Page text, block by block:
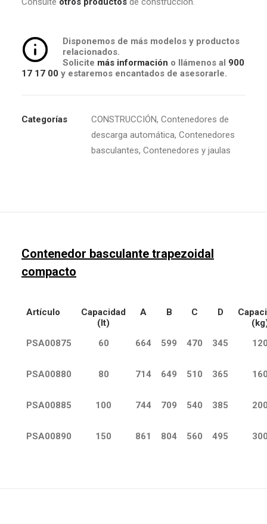
Disponemos de más modelos y productos
relacionados.
Solicite más información o llámenos al 900
17 17 00 y estaremos encantados de asesorarle.
Categorías CONSTRUCCIÓN, Contenedores de
descarga automática, Contenedores
basculantes, Contenedores y jaulas
Contenedor basculante trapezoidal
compacto
Artículo
Capacidad
(lt)
A B C D
PSA00875
60 664 599 470 345
PSA00880 80 714 649 510 365
PSA00885 100 744 709 540 385
PSA00890 150 861 804 560 495